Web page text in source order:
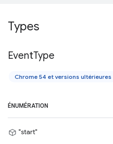
Types
EventType
Chrome 54 et versions ultérieures
ÉNUMÉRATION
"start"